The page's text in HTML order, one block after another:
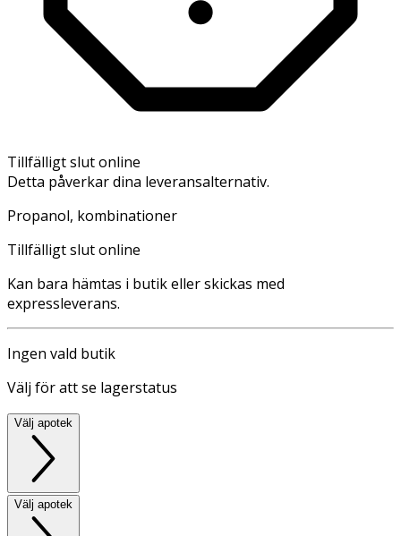
Tillfälligt slut online
Detta påverkar dina leveransalternativ.
Propanol, kombinationer
Tillfälligt slut online
Kan bara hämtas i butik eller skickas med
expressleverans.
Ingen vald butik
Välj för att se lagerstatus
Välj apotek
Välj apotek